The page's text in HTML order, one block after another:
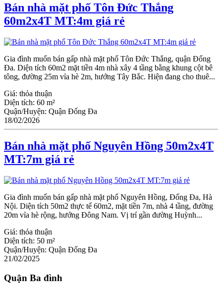
Bán nhà mặt phố Tôn Đức Thắng
60m2x4T MT:4m giá rẻ
Gia đình muốn bán gấp nhà mặt phố Tôn Đức Thắng, quận Đống
Đa. Diện tích 60m2 mặt tiền 4m nhà xây 4 tầng bằng khung cột bê
tông, đường 25m vỉa hè 2m, hướng Tây Bắc. Hiện đang cho thuê...
Giá: thỏa thuận
Diện tích: 60 m²
Quận/Huyện: Quận Đống Đa
18/02/2026
Bán nhà mặt phố Nguyên Hồng 50m2x4T
MT:7m giá rẻ
Gia đình muốn bán gấp nhà mặt phố Nguyên Hồng, Đống Đa, Hà
Nội. Diện tích 50m2 thực tế 60m2, mặt tiền 7m, nhà 4 tầng, đường
20m vỉa hè rộng, hướng Đông Nam. Vị trí gần đường Huỳnh...
Giá: thỏa thuận
Diện tích: 50 m²
Quận/Huyện: Quận Đống Đa
21/02/2025
Quận Ba đình